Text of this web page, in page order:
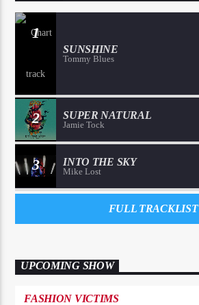
1
SUNSHINE
Tommy Blues
2 SUPER NATURAL
Jamie Tock
3 INTO THE SKY
Mike Lost
FULL TRACKLIST
UPCOMING SHOW
FASHION VICTIMS